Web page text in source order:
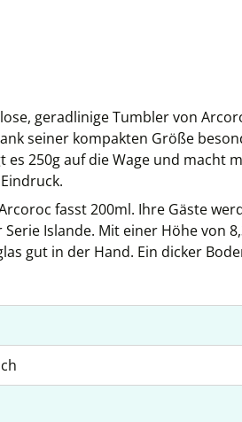
geradlinige Tumbler von
seiner kompakten Größe
250g auf die Wage und macht
fasst 200ml. Ihre Gäste
Islande. Mit einer Höhe von
gut in der Hand. Ein dicker